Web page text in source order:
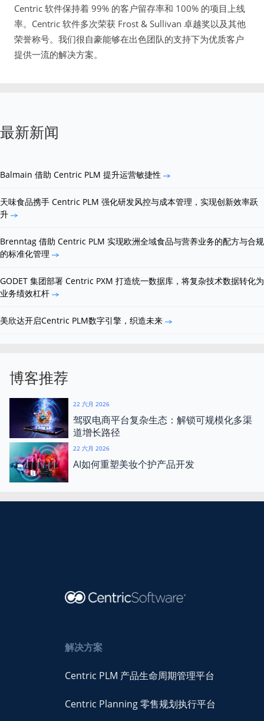
Centric 软件保持着 99% 的客户留存率和 100% 的项目上线
率。Centric 软件多次荣获 Frost & Sullivan 卓越奖以及其他
荣誉称号。我们很自豪能够在出色团队的支持下为优质客户
提供一流的解决方案。
最新新闻
Balmain 借助 Centric PLM 提升运营敏捷性
天味食品携手 Centric PLM 强化研发风控与成本管理，实现创新效率跃
升
Brenntag 借助 Centric PLM 实现欧洲全域食品与营养业务的配方与合规
的标准化管理
GODET 集团部署 Centric PXM 打造统一数据库，将复杂技术数据转化为
业务绩效杠杆
美欣达开启Centric PLM数字引擎，织造未来
博客推荐
22 六月 2026
驾驭电商平台复杂生态：解锁可规模化多渠
道增长路径
22 六月 2026
AI如何重塑美妆个护产品开发
解决方案
Centric PLM 产品生命周期管理平台
Centric Planning 零售规划执行平台